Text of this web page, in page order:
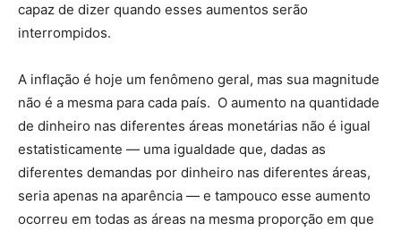
capaz de dizer quando esses aumentos serão
interrompidos.
A inflação é hoje um fenômeno geral, mas sua magnitude
não é a mesma para cada país. O aumento na quantidade
de dinheiro nas diferentes áreas monetárias não é igual
estatisticamente — uma igualdade que, dadas as
diferentes demandas por dinheiro nas diferentes áreas,
seria apenas na aparência — e tampouco esse aumento
ocorreu em todas as áreas na mesma proporção em que